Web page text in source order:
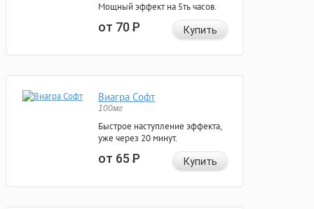
Мощный эффект на 5ть часов.
от 70Р Купить
Виагра Софт
100мг
Быстрое наступление эффекта,
уже через 20 минут.
от 65Р Купить